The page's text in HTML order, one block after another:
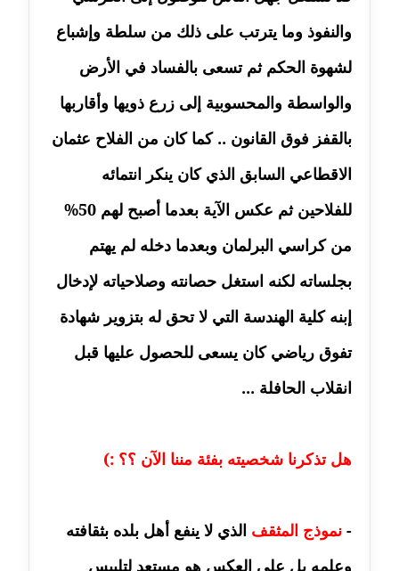
مدونة أمل منشاوي
موقوف
عاملة
عاملة
مدونة أميرة محمود
عاملة
مدونة انجي مطاوع
عاملة
مدونة آيات القاضي
والنفوذ وما يترتب على ذلك من سلطة وإشباع
لشهوة الحكم ثم تسعى بالفساد في الأرض
والواسطة والمحسوبية إلى زرع ذويها وأقاربها
بالقفز فوق القانون .. كما كان من الفلاح عثمان
الاقطاعي السابق الذي كان ينكر انتمائه
للفلاحين ثم عكس الآية بعدما أصبح لهم 50%
من كراسي البرلمان وبعدما دخله لم يهتم
بجلساته لكنه استغل حصانته وصلاحياته لإدخال
إبنه كلية الهندسة التي لا تحق له بتزوير شهادة
تفوق رياضي كان يسعى للحصول عليها قبل
انقلاب الحافلة ...
هل تذكرنا شخصيته بفئة مننا الآن ؟؟ :)
- نموذج المثقف الذي لا ينفع أهل بلده بثقافته
وعلمه بل على العكس هو مستعد لتلبيس